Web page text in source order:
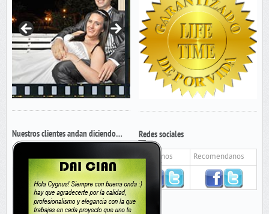
Nuestros clientes andan diciendo… Redes sociales
Seguinos Recomendanos